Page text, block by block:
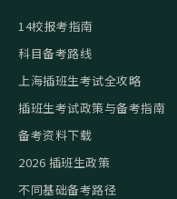
14校报考指南
科目备考路线
上海插班生考试全攻略
插班生考试政策与备考指南
备考资料下载
2026 插班生政策
不同基础备考路径